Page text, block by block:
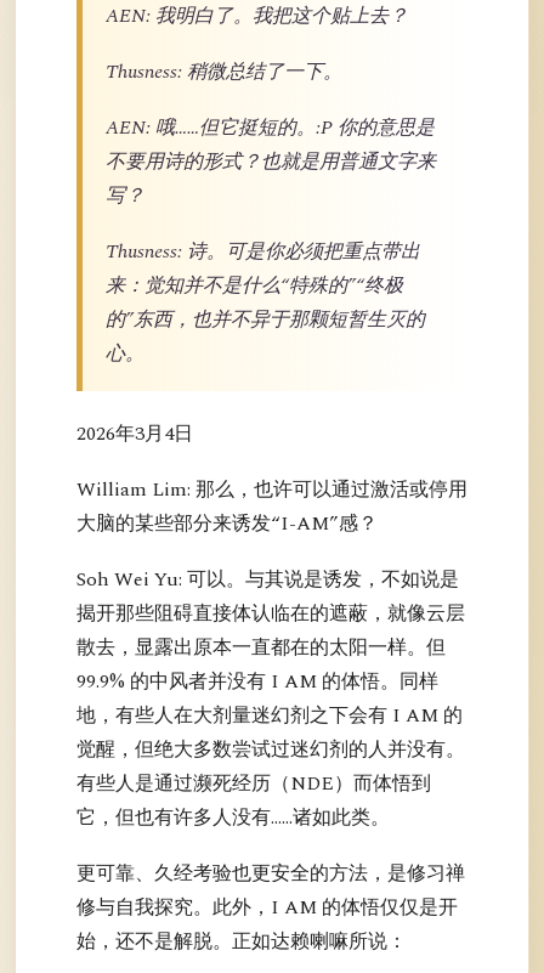
AEN: 我明白了。我把这个贴上去？
Thusness: 稍微总结了一下。
AEN: 哦……但它挺短的。:P 你的意思是
不要用诗的形式？也就是用普通文字来
写？
Thusness: 诗。可是你必须把重点带出
来：觉知并不是什么“特殊的”“终极
的”东西，也并不异于那颗短暂生灭的
心。
2026年3月4日
William Lim: 那么，也许可以通过激活或停用
大脑的某些部分来诱发“I-AM”感？
Soh Wei Yu: 可以。与其说是诱发，不如说是
揭开那些阻碍直接体认临在的遮蔽，就像云层
散去，显露出原本一直都在的太阳一样。但
99.9% 的中风者并没有 I AM 的体悟。同样
地，有些人在大剂量迷幻剂之下会有 I AM 的
觉醒，但绝大多数尝试过迷幻剂的人并没有。
有些人是通过濒死经历（NDE）而体悟到
它，但也有许多人没有……诸如此类。
更可靠、久经考验也更安全的方法，是修习禅
修与自我探究。此外，I AM 的体悟仅仅是开
始，还不是解脱。正如达赖喇嘛所说：